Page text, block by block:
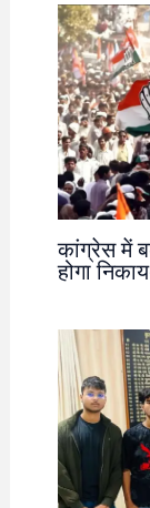
कांग्रेस में
होगा